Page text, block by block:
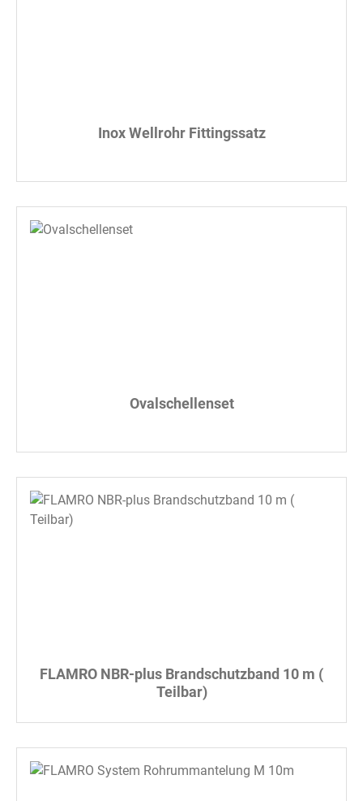
Inox Wellrohr Fittingssatz
Ovalschellenset
FLAMRO NBR-plus Brandschutzband 10 m (
Teilbar)